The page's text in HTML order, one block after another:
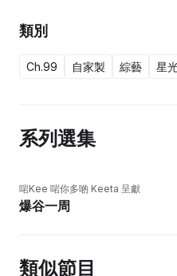
類別
Ch.99 自家製 綜藝 星
系列選集
啱Kee 啱你多啲 Keeta 呈獻
爆谷一周
類似節目